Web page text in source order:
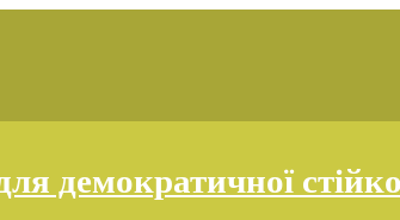
демократичної